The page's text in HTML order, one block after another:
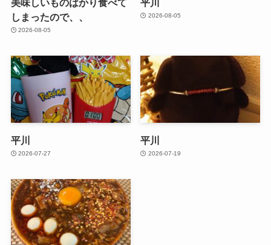
美味しいものばかり食べて
しまったので、、
2026-08-05
平川
2026-08-05
平川
2026-07-27
平川
2026-07-19